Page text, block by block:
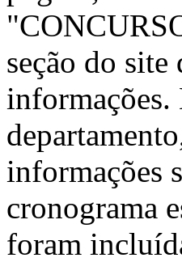
seção do site
informações.
informações
cronograma
foram